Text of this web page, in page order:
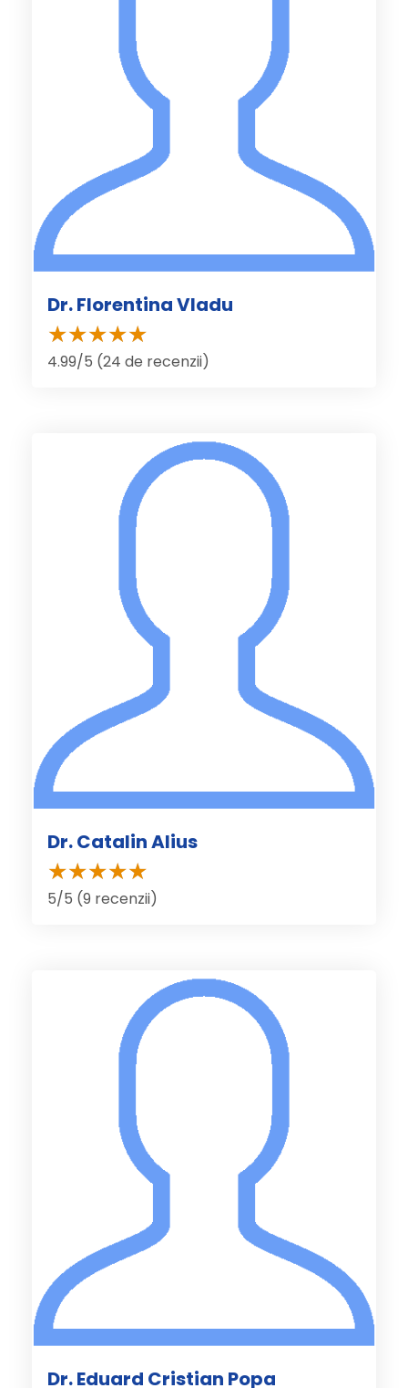
Dr. Florentina Vladu
4.99/5 (24 de recenzii)
Dr. Catalin Alius
5/5 (9 recenzii)
Dr. Eduard Cristian Popa